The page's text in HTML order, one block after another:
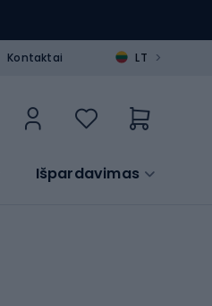
Kontaktai LT >
Išpardavimas